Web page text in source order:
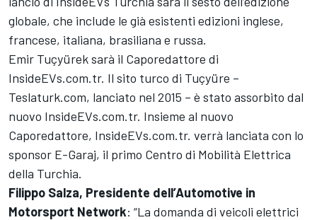
globale, che include le già esistenti edizioni inglese,
francese, italiana, brasiliana e russa.
Emir Tuçyürek sarà il Caporedattore di
InsideEVs.com.tr. Il sito turco di Tuçyüre –
Teslaturk.com, lanciato nel 2015 – è stato assorbito dal
nuovo InsideEVs.com.tr. Insieme al nuovo
Caporedattore, InsideEVs.com.tr. verrà lanciata con lo
sponsor E-Garaj, il primo Centro di Mobilità Elettrica
della Turchia.
Filippo Salza, Presidente dell’Automotive in
Motorsport Network: “La domanda di veicoli elettrici